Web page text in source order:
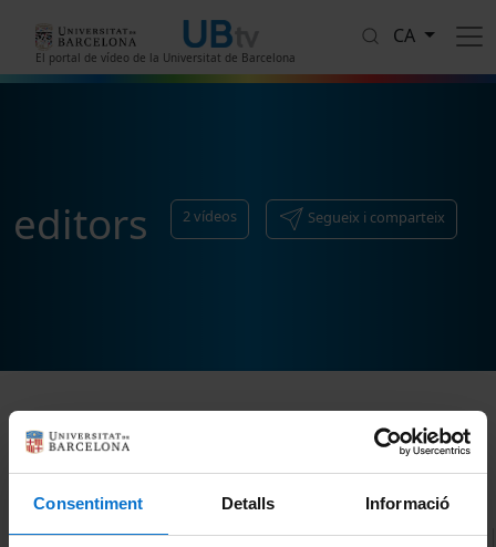
Consentiment Detalls Informació
El portal de vídeo de la Universitat de Barcelona
CA
editors 2vídeos Segueix i comparteix
Ordenar